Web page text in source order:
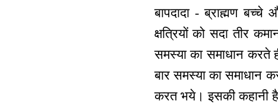
बापदादा - ब्राह्मण
क्षत्रियों को सदा तीर
समस्या का समाधान करते
बार समस्या का समाधान
करत भये। इसकी कहानी